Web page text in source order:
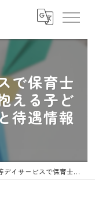
で保育士
える子ど
待遇情報
育士が東京都で障がいを抱える子どもを支援する働き方と待遇情報